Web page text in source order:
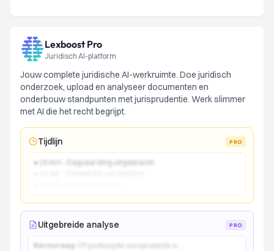
Lexboost Pro
Juridisch AI-platform
Jouw complete juridische AI-werkruimte. Doe juridisch
onderzoek, upload en analyseer documenten en
onderbouw standpunten met jurisprudentie. Werk slimmer
met AI die het recht begrijpt.
Tijdlijn PRO
● 15 mrt - Dagvaarding uitgebracht
Uitgebreide analyse PRO
Kernvraag: